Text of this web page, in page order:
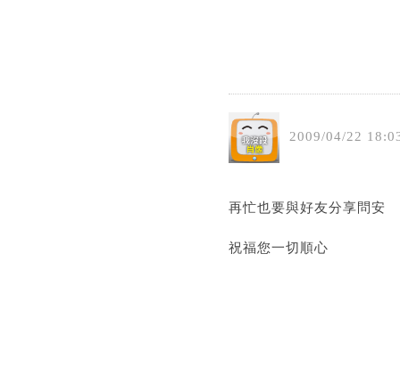
2009/04/22 18:
再忙也要與好友分享問安
祝福您一切順心